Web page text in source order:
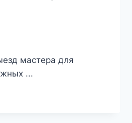
мастера для
...